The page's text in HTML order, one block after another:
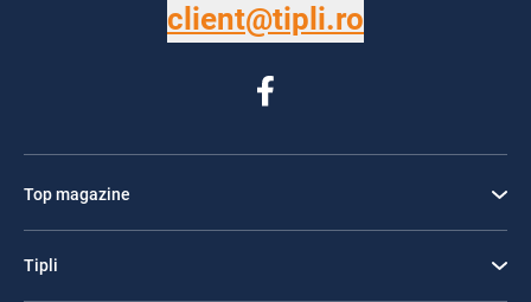
client@tipli.ro
Top magazine
Tipli